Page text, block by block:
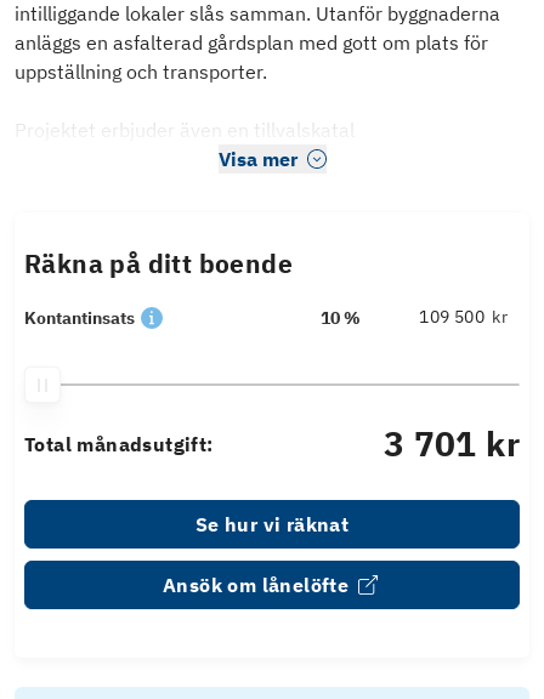
intilliggande lokaler slås samman. Utanför byggnaderna
anläggs en asfalterad gårdsplan med gott om plats för
uppställning och transporter.
Projektet erbjuder även en tillvalskatal
Visa mer
Räkna på ditt boende
Kontantinsats 10 % kr
Total månadsutgift: 3 701 kr
Se hur vi räknat
Ansök om lånelöfte